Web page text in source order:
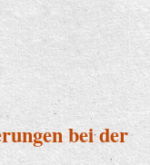
bei der